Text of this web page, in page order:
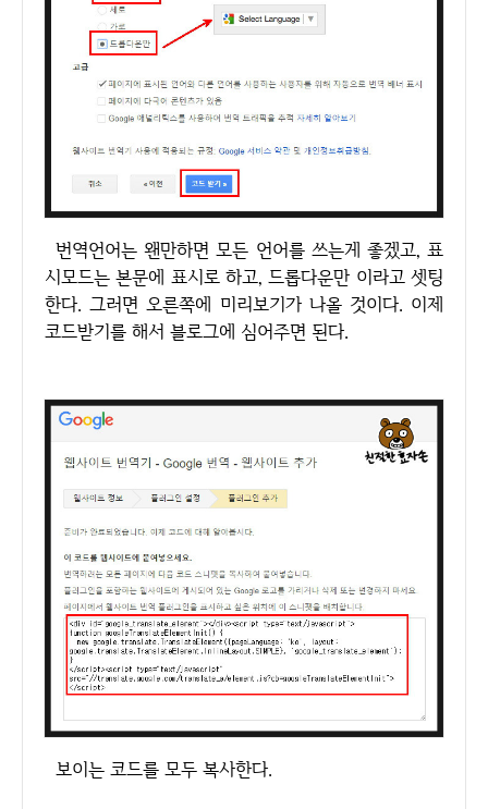
번역언어는 왠만하면 모든 언어를 쓰는게 좋겠고, 표
시모드는 본문에 표시로 하고, 드롭다운만 이라고 셋팅
한다. 그러면 오른쪽에 미리보기가 나올 것이다. 이제
코드받기를 해서 블로그에 심어주면 된다.
보이는 코드를 모두 복사한다.